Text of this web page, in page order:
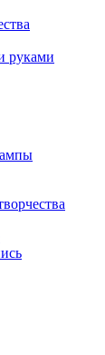
руками